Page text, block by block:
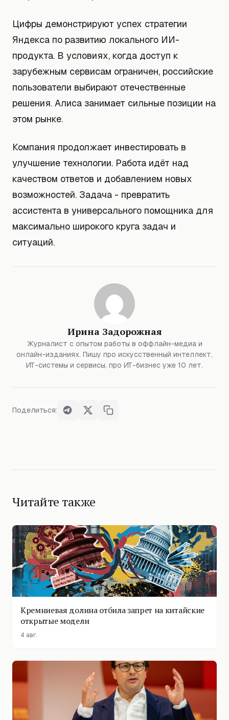
Цифры демонстрируют успех стратегии
Яндекса по развитию локального ИИ-
продукта. В условиях, когда доступ к
зарубежным сервисам ограничен, российские
пользователи выбирают отечественные
решения. Алиса занимает сильные позиции на
этом рынке.
Компания продолжает инвестировать в
улучшение технологии. Работа идёт над
качеством ответов и добавлением новых
возможностей. Задача - превратить
ассистента в универсального помощника для
максимально широкого круга задач и
ситуаций.
Ирина Задорожная
Журналист с опытом работы в оффлайн-медиа и
онлайн-изданиях. Пишу про искусственный интеллект,
ИТ-системы и сервисы, про ИТ-бизнес уже 10 лет.
Поделиться:
Читайте также
Кремниевая долина отбила запрет на китайские
открытые модели
4 авг.